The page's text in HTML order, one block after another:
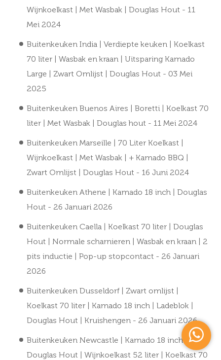
Wijnkoelkast | Met Wasbak | Douglas Hout - 11
Mei 2024
Buitenkeuken India | Verdiepte keuken | Koelkast
70 liter | Wasbak en kraan | Uitsparing Kamado
Large | Zwart Omlijst | Douglas Hout - 03 Mei
2025
Buitenkeuken Buenos Aires | Boretti | Koelkast 70
liter | Met Wasbak | Douglas hout - 11 Mei 2024
Buitenkeuken Marseille | 70 Liter Koelkast |
Wijnkoelkast | Met Wasbak | + Kamado BBQ |
Zwart Omlijst | Douglas Hout - 16 Juni 2024
Buitenkeuken Athene | Kamado 18 inch | Douglas
Hout - 26 Januari 2026
Buitenkeuken Caella | Koelkast 70 liter | Douglas
Hout | Normale scharnieren | Wasbak en kraan | 2
pits inductie | Pop-up stopcontact - 26 Januari
2026
Buitenkeuken Dusseldorf | Zwart omlijst |
Koelkast 70 liter | Kamado 18 inch | Ladeblok |
Douglas Hout | Kruishengen - 26 Januari 2026
Buitenkeuken Newcastle | Kamado 18 inch |
Douglas Hout | Wijnkoelkast 52 liter | Koelkast 70